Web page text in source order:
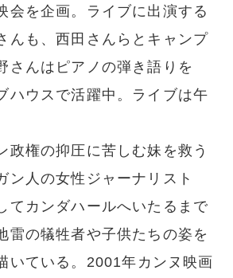
会を企画。ライブに出演する
んも、西田さんらとキャンプ
さんはピアノの弾き語りを
ハウスで活躍中。ライブは午
権の抑圧に苦しむ妹を救う
ン人の女性ジャーナリスト
てカンダハールへいたるまで
雷の犠牲者や子供たちの姿を
いている。2001年カンヌ映画